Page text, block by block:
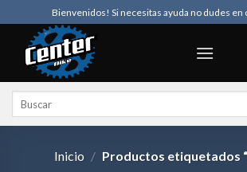
to
content
Bienvenidos! Si necesitas ayuda no dudes en
Inicio / Productos etiquetados